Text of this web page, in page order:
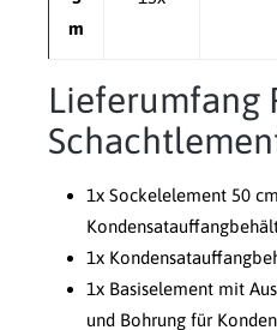
m
Lieferumfang
1x Sockelelement 50
1x
1x Basiselement mit
und Bohrung für